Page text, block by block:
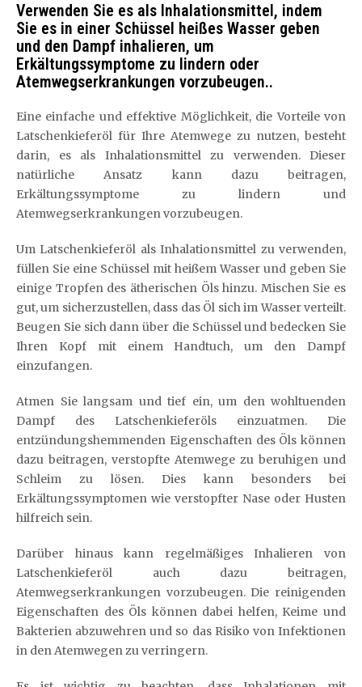
Verwenden Sie es als Inhalationsmittel, indem
Sie es in einer Schüssel heißes Wasser geben
und den Dampf inhalieren, um
Erkältungssymptome zu lindern oder
Atemwegserkrankungen vorzubeugen..
Eine einfache und effektive Möglichkeit, die Vorteile von
Latschenkieferöl für Ihre Atemwege zu nutzen, besteht
darin, es als Inhalationsmittel zu verwenden. Dieser
natürliche Ansatz kann dazu beitragen,
Erkältungssymptome zu lindern und
Atemwegserkrankungen vorzubeugen.
Um Latschenkieferöl als Inhalationsmittel zu verwenden,
füllen Sie eine Schüssel mit heißem Wasser und geben Sie
einige Tropfen des ätherischen Öls hinzu. Mischen Sie es
gut, um sicherzustellen, dass das Öl sich im Wasser verteilt.
Beugen Sie sich dann über die Schüssel und bedecken Sie
Ihren Kopf mit einem Handtuch, um den Dampf
einzufangen.
Atmen Sie langsam und tief ein, um den wohltuenden
Dampf des Latschenkieferöls einzuatmen. Die
entzündungshemmenden Eigenschaften des Öls können
dazu beitragen, verstopfte Atemwege zu beruhigen und
Schleim zu lösen. Dies kann besonders bei
Erkältungssymptomen wie verstopfter Nase oder Husten
hilfreich sein.
Darüber hinaus kann regelmäßiges Inhalieren von
Latschenkieferöl auch dazu beitragen,
Atemwegserkrankungen vorzubeugen. Die reinigenden
Eigenschaften des Öls können dabei helfen, Keime und
Bakterien abzuwehren und so das Risiko von Infektionen
in den Atemwegen zu verringern.